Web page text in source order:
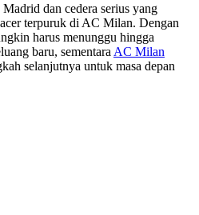
dan cedera serius yang
terpuruk di AC Milan. Dengan
harus menunggu hingga
baru, sementara AC Milan
selanjutnya untuk masa depan